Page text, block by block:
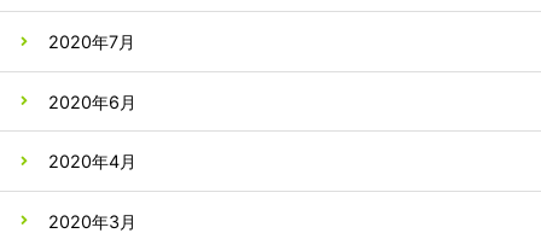
2020年7月
2020年6月
2020年4月
2020年3月